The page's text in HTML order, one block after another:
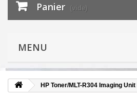
Panier (vide)
MENU
HP Toner/MLT-R304 Imaging